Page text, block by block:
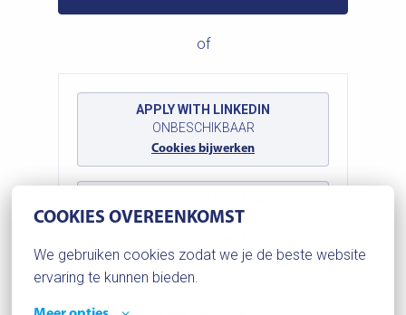
COOKIES OVEREENKOMST
We gebruiken cookies zodat we je de beste website
ervaring te kunnen bieden.
of
APPLY WITH LINKEDIN
ONBESCHIKBAAR
Cookies bijwerken
ONBESCHIKBAAR